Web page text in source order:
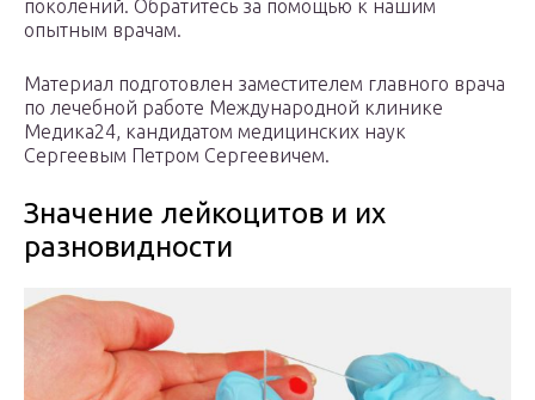
поколений. Обратитесь за помощью к нашим
опытным врачам.
Материал подготовлен заместителем главного врача
по лечебной работе Международной клинике
Медика24, кандидатом медицинских наук
Сергеевым Петром Сергеевичем.
Значение лейкоцитов и их
разновидности